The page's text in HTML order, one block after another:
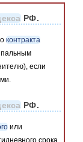
РФ.
контракта
если
РФ.
или
срока